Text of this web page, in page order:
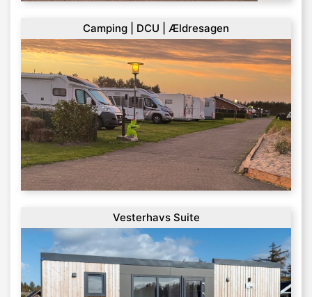
Camping | DCU | Ældresagen
Vesterhavs Suite